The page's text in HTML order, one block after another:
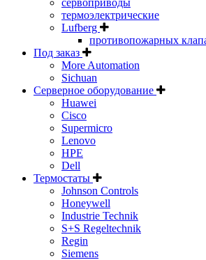
сервоприводы
термоэлектрические
Lufberg
противопожарных
Под заказ
More Automation
Sichuan
Серверное оборудование
Huawei
Cisco
Supermicro
Lenovo
HPE
Dell
Термостаты
Johnson Controls
Honeywell
Industrie Technik
S+S Regeltechnik
Regin
Siemens